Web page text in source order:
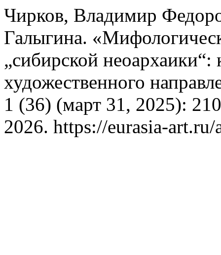
Чирков, Владимир
Галыгина.
„сибирской
художественного
1 (36) (март 31, 2025):
2026. https://eurasia-